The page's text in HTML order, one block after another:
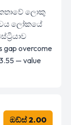
ලොකු
ලෝකයේ
overcome
— value
ඔඩ්ස් 2.00